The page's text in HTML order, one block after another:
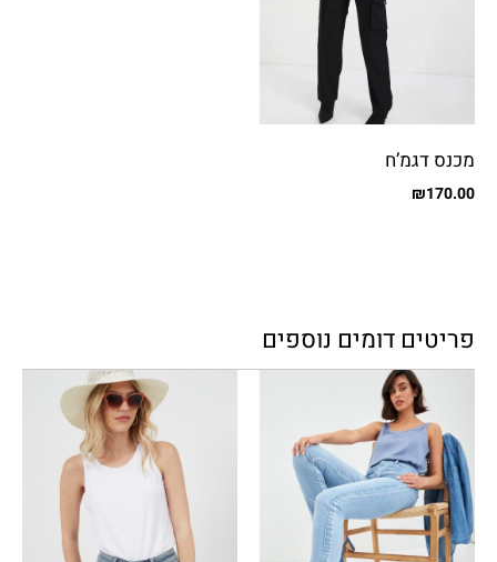
מכנס דגמ’ח
₪170.00
פריטים דומים נוספים